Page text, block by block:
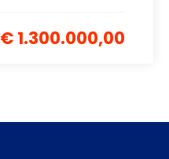
€ 1.300.000,00